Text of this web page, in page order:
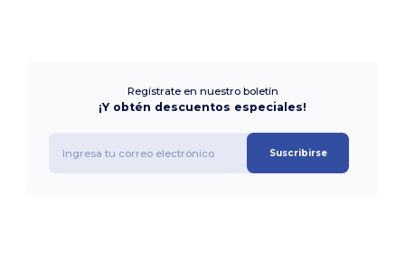
Regístrate en nuestro boletín
¡Y obtén descuentos especiales!
Suscribirse